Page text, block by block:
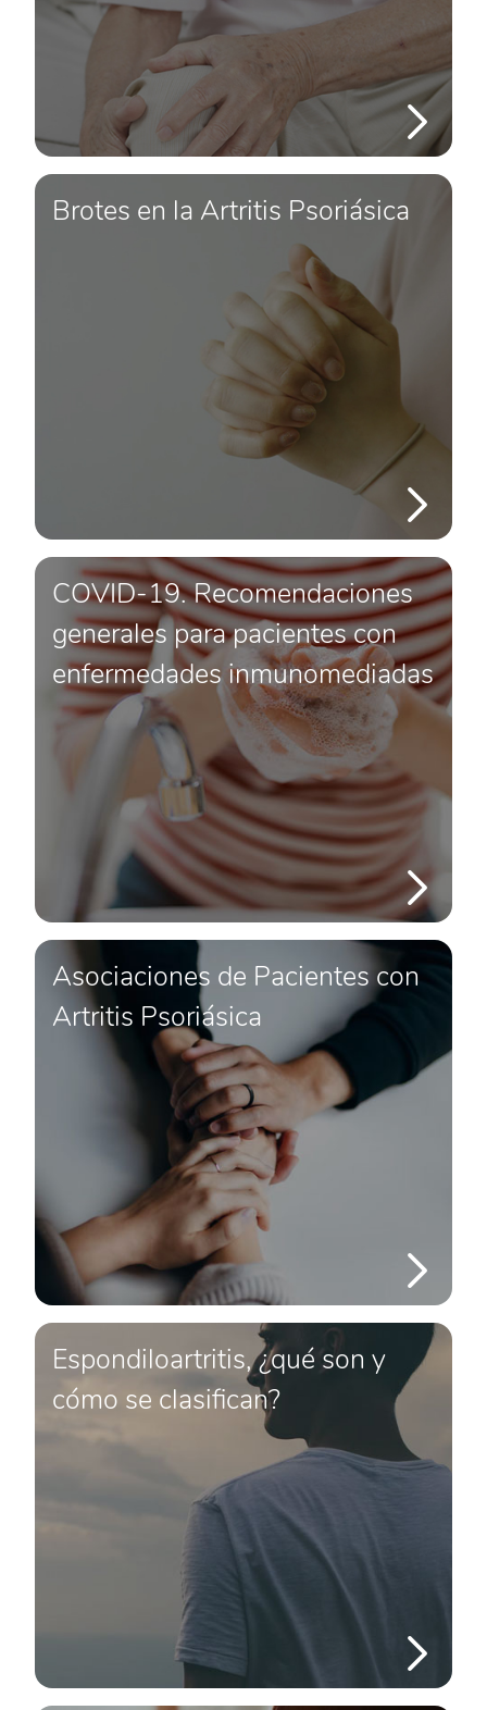
Brotes en la Artritis Psoriásica
COVID-19. Recomendaciones
generales para pacientes con
enfermedades inmunomediadas
Asociaciones de Pacientes con
Artritis Psoriásica
Espondiloartritis, ¿qué son y
cómo se clasifican?